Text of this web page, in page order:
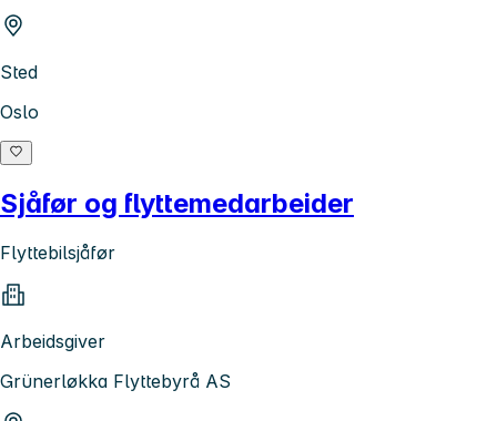
Sted
Oslo
Sjåfør og flyttemedarbeider
Flyttebilsjåfør
Arbeidsgiver
Grünerløkka Flyttebyrå AS